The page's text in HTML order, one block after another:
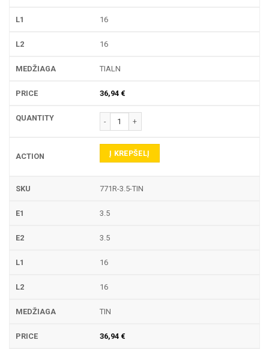
16
16
TIALN
36,94 €
produkto kiekis: 771R TEKINIMO PLOKŠTELĖ
Į KREPŠELĮ
771R-3.5-TIN
3.5
3.5
16
16
TIN
36,94 €